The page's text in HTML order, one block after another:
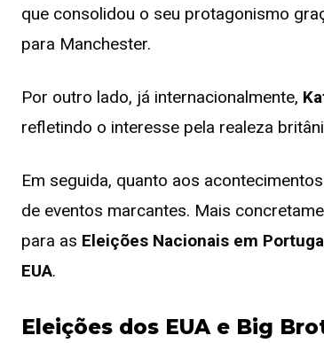
que consolidou o seu protagonismo
para Manchester.
Por outro lado, já internacionalmente,
refletindo o interesse pela realeza
Em seguida, quanto aos
de eventos marcantes. Mais
para as Eleições Nacionais em
EUA.
Eleições dos EUA e Big